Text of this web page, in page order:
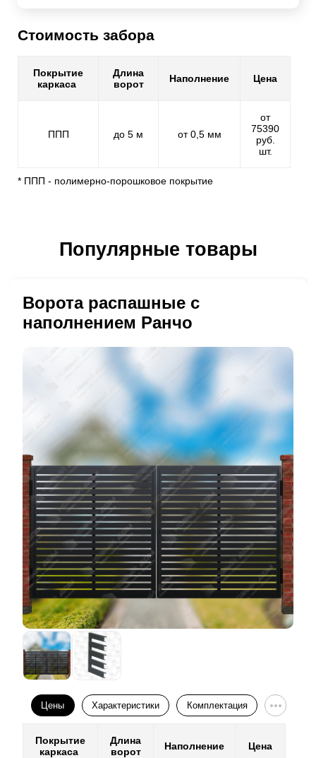
Стоимость забора
Покрытие
каркаса
Длина
ворот
Наполнение Цена
ППП до 5 м от 0,5 мм
от
75390
руб.
шт.
* ППП - полимерно-порошковое покрытие
Популярные товары
Ворота распашные с
наполнением Ранчо
Цены Характеристики Комплектация
Покрытие
каркаса
Длина
ворот
Наполнение Цена